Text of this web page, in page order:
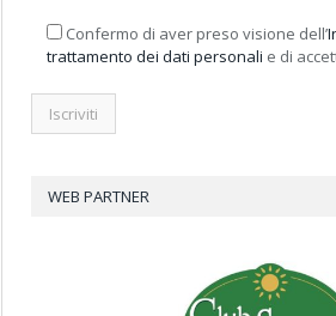
Confermo di aver preso visione dell’
trattamento dei dati personali e di
WEB PARTNER